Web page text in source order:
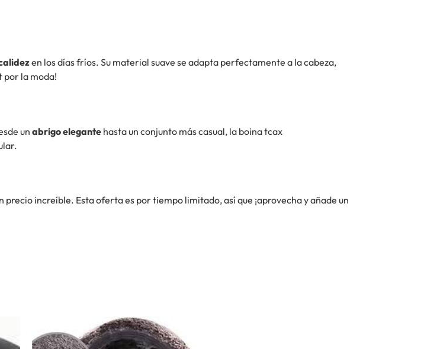
en los días fríos. Su material suave se adapta perfectamente a la cabeza,
por la moda!
un abrigo elegante hasta un conjunto más casual, la boina tcax
precio increíble. Esta oferta es por tiempo limitado, así que ¡aprovecha y añade un